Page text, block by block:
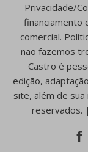
Privacidade/
financiamento
comercial.
não fazemos
Castro é
edição,
site, além de
reservados.